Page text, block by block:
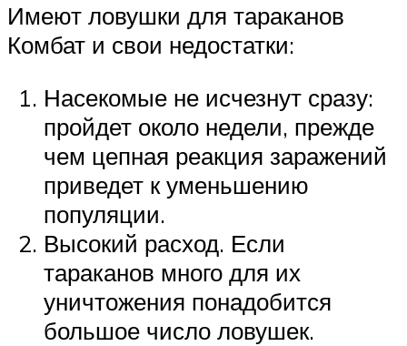
Имеют ловушки для тараканов
Комбат и свои недостатки:
Насекомые не исчезнут сразу:
пройдет около недели, прежде
чем цепная реакция заражений
приведет к уменьшению
популяции.
Высокий расход. Если
тараканов много для их
уничтожения понадобится
большое число ловушек.